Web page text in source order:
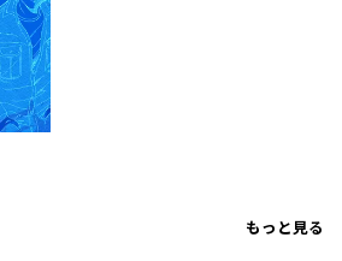
もっと見る